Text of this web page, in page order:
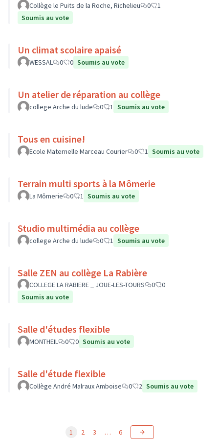
Collège le Puits de la Roche, Richelieu 0
1
Soumis au vote
Un climat scolaire apaisé
WESSAL 0 0 Soumis au vote
Un atelier de réparation au collège
college Arche du lude 0 1 Soumis au vote
Tous en cuisine!
Ecole Maternelle Marceau Courier 0 1 Soumis au vote
Terrain multi sports à la Mômerie
La Mômerie 0 1 Soumis au vote
Studio multimédia au collège
college Arche du lude 0 1 Soumis au vote
Salle ZEN au collège La Rabière
COLLEGE LA RABIERE _ JOUE-LES-TOURS 0
0
Soumis au vote
Salle d'études flexible
MONTHEIL 0 0 Soumis au vote
Salle d'étude flexible
Collège André Malraux Amboise 0 2 Soumis au vote
1 2 3 … 6